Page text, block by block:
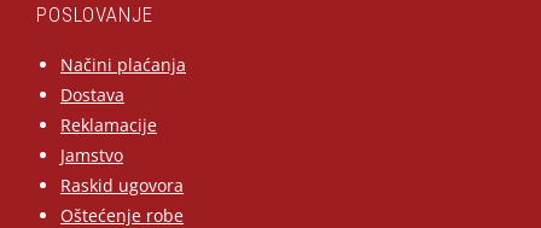
POSLOVANJE
Načini plaćanja
Dostava
Reklamacije
Jamstvo
Raskid ugovora
Oštećenje robe